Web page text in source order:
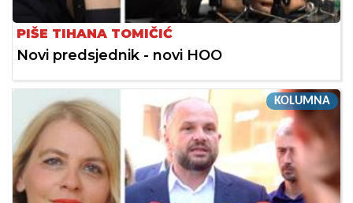
PIŠE TIHANA TOMIČIĆ
Novi predsjednik - novi HOO
KOLUMNA